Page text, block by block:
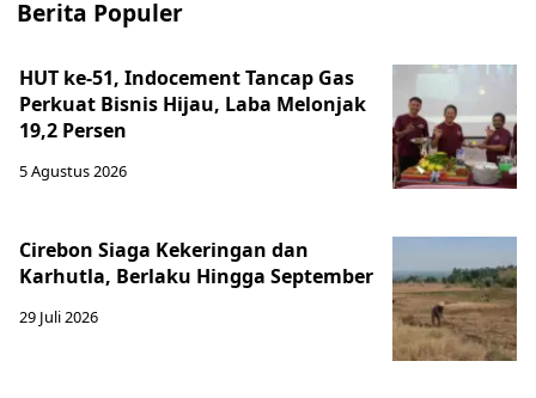
Berita Populer
HUT ke-51, Indocement Tancap Gas
Perkuat Bisnis Hijau, Laba Melonjak
19,2 Persen
5 Agustus 2026
Cirebon Siaga Kekeringan dan
Karhutla, Berlaku Hingga September
29 Juli 2026